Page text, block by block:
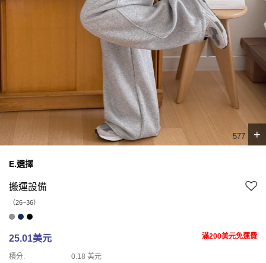
677 +
E.選擇
搬運設備
（26~36）
25.01美元 滿200美元免運費
積分: 0.18 美元